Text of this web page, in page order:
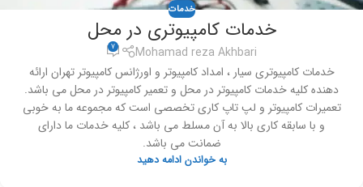
خدمات
خدمات کامپیوتری در محل
Mohamad reza Akhbari
7
خدمات کامپیوتری سیار ، امداد کامپیوتر و اورژانس کامپیوتر تهران ارائه
دهنده کلیه خدمات کامپیوتر در محل و تعمیر کامپیوتر در محل می باشد.
تعمیرات کامپیوتر و لپ تاپ کاری تخصصی است که مجموعه ما به خوبی
و با سابقه کاری بالا به آن مسلط می باشد ، کلیه خدمات ما دارای
ضمانت می باشد.
به خواندن ادامه دهید